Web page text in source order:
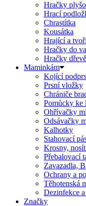
Hračky
Hrací
Chrastítka
Kousátka
Hrající a
Hračky do
Hračky
Maminkám
Kojící
Prsní vložky
Chrániče
Pomůcky ke
Ohřívačky
Odsávačky
Kalhotky
Stahovací
Krosny,
Přebalovací
Zavazadla,
Ochrany a
Těhotenská
Dezinfekce
Značky